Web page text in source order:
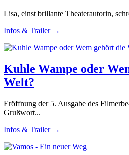
Lisa, einst brillante Theaterautorin,
Infos & Trailer →
Kuhle Wampe oder
Welt?
Eröffnung der 5. Ausgabe des
Grußwort...
Infos & Trailer →